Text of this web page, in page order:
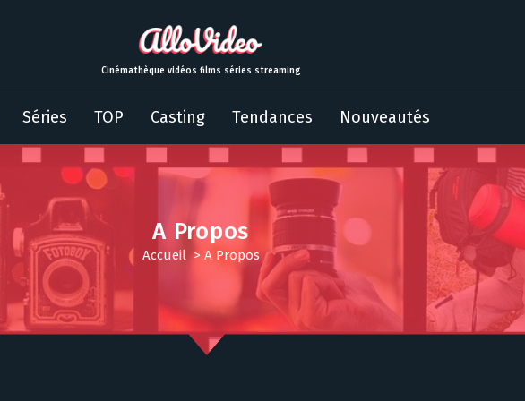
Cinémathèque vidéos films séries streaming
Séries TOP Casting Tendances Nouveautés
A Propos
Accueil > A Propos